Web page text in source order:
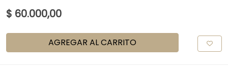
$ 60.000,00
AGREGAR AL CARRITO